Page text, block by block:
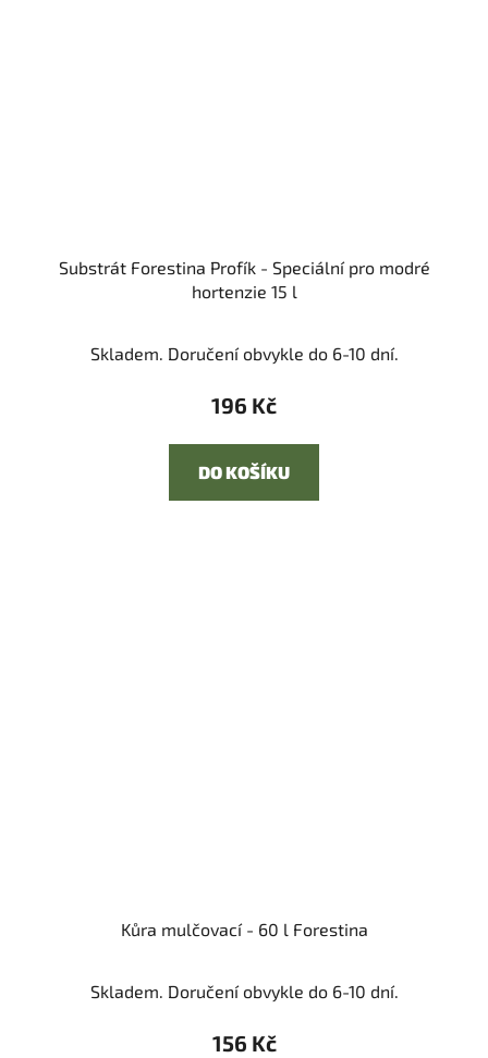
Substrát Forestina Profík - Speciální pro modré
hortenzie 15 l
Skladem. Doručení obvykle do 6-10 dní.
196 Kč
DO KOŠÍKU
Kůra mulčovací - 60 l Forestina
Skladem. Doručení obvykle do 6-10 dní.
156 Kč